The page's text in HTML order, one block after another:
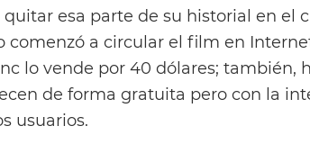
esa parte de su historial en el
comenzó a circular el film en
lo vende por 40 dólares; también,
de forma gratuita pero con la
usuarios.